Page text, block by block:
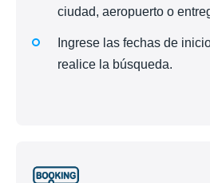
ciudad, aeropuerto o
Ingrese las fechas de
realice la búsqueda.